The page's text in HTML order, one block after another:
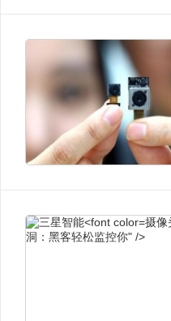
摄像
洞：黑客轻松监控你" />